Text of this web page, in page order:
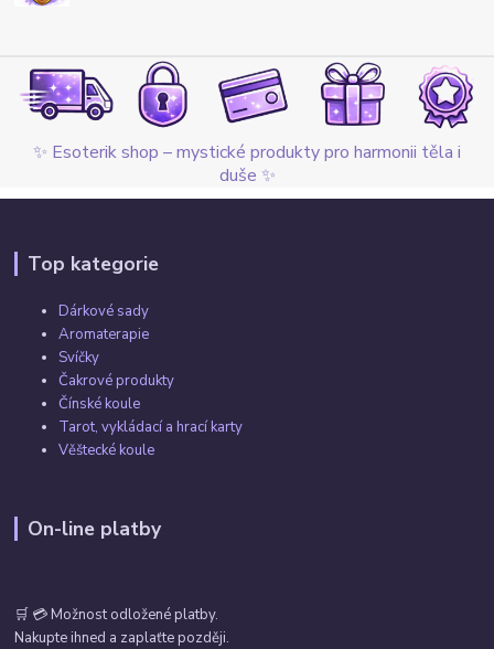
✨ Esoterik shop – mystické produkty pro harmonii těla i
duše ✨
Top kategorie
Dárkové sady
Aromaterapie
Svíčky
Čakrové produkty
Čínské koule
Tarot, vykládací a hrací karty
Věštecké koule
On-line platby
🛒 💳 Možnost odložené platby.
Nakupte ihned a zaplaťte později.